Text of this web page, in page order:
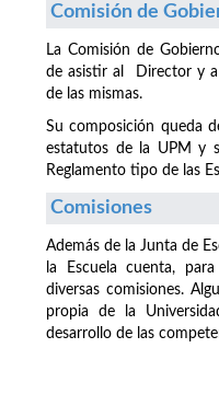
Comisión de
La Comisión de
de asistir al Director y a
de las mismas.
Su composición queda
estatutos de la UPM y
Reglamento tipo de las
Comisiones
Además de la Junta de
la Escuela cuenta,
diversas comisiones.
propia de la
desarrollo de las